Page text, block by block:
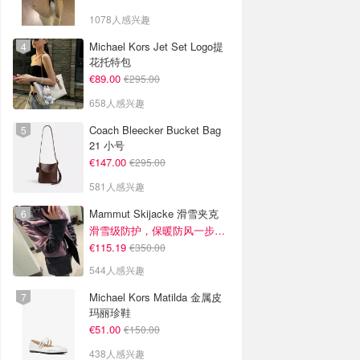
1078人感兴趣
Michael Kors Jet Set Logo提
花托特包
€89.00 €295.00
658人感兴趣
Coach Bleecker Bucket Bag
21 小号
€147.00 €295.00
581人感兴趣
Mammut Skijacke 滑雪夹克
滑雪级防护，保暖防风一步到位！仅剩s！
€115.19 €350.00
544人感兴趣
Michael Kors Matilda 金属皮
玛丽珍鞋
€51.00 €150.00
438人感兴趣